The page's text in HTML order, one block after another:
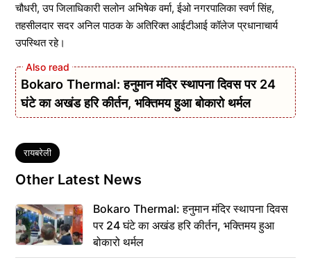
चौधरी, उप जिलाधिकारी सलोन अभिषेक वर्मा, ईओ नगरपालिका स्वर्ण सिंह,
तहसीलदार सदर अनिल पाठक के अतिरिक्त आईटीआई कॉलेज प्रधानाचार्य
उपस्थित रहे।
Bokaro Thermal: हनुमान मंदिर स्थापना दिवस पर 24
घंटे का अखंड हरि कीर्तन, भक्तिमय हुआ बोकारो थर्मल
Tags
रायबरेली
Other Latest News
Bokaro Thermal: हनुमान मंदिर स्थापना दिवस
पर 24 घंटे का अखंड हरि कीर्तन, भक्तिमय हुआ
बोकारो थर्मल